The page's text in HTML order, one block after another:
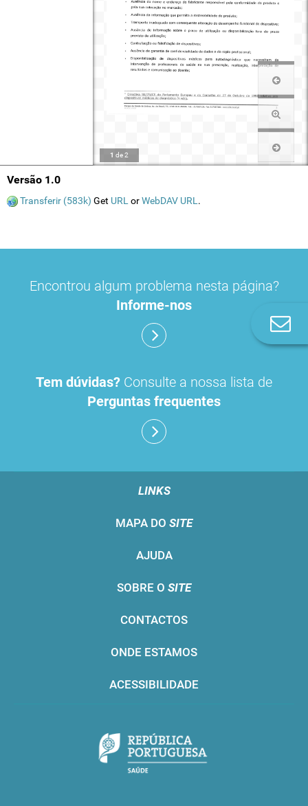
1 de2
Versão 1.0
Transferir (583k) Get URL orWebDAV URL .
Encontrou algum problema nesta página?
Informe-nos
Tem dúvidas? Consulte a nossa lista de
Perguntas frequentes
LINKS
MAPA DO SITE
AJUDA
SOBRE O SITE
CONTACTOS
ONDE ESTAMOS
ACESSIBILIDADE